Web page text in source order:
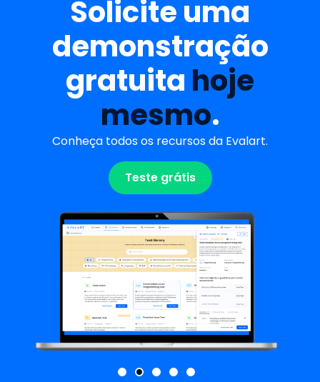
Solicite uma
demonstração
gratuita hoje
mesmo.
Conheça todos os recursos da Evalart.
Teste grátis